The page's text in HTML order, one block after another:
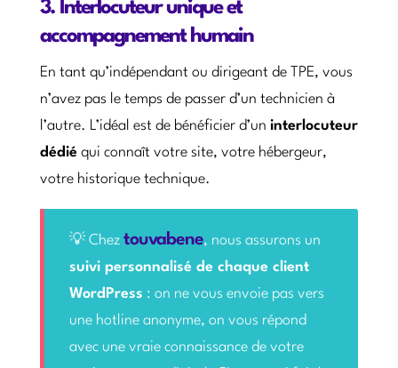
3. Interlocuteur unique et
accompagnement humain
En tant qu’indépendant ou dirigeant de TPE, vous
n’avez pas le temps de passer d’un technicien à
l’autre. L’idéal est de bénéficier d’un interlocuteur
dédié qui connaît votre site, votre hébergeur,
votre historique technique.
💡 Chez touvabene, nous assurons un
suivi personnalisé de chaque client
WordPress : on ne vous envoie pas vers
une hotline anonyme, on vous répond
avec une vraie connaissance de votre